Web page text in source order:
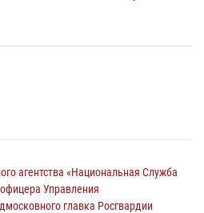
агентства «Национальная Служба
Управления
главка Росгвардии